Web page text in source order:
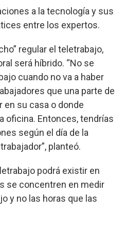
a la tecnología y sus
entre los expertos.
regular el teletrabajo,
será híbrido. “No se
cuando no va a haber
que una parte de
en su casa o donde
oficina. Entonces, tendrías
según el día de la
planteó.
podrá existir en
se concentren en medir
y no las horas que las